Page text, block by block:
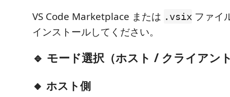
VS Code Marketplace または .vsix ファイ
インストールしてください。
🔹 モード選択（ホスト / クライアン
🔸 ホスト側